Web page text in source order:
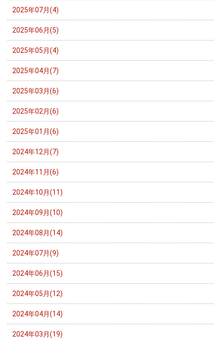
2025年07月(4)
2025年06月(5)
2025年05月(4)
2025年04月(7)
2025年03月(6)
2025年02月(6)
2025年01月(6)
2024年12月(7)
2024年11月(6)
2024年10月(11)
2024年09月(10)
2024年08月(14)
2024年07月(9)
2024年06月(15)
2024年05月(12)
2024年04月(14)
2024年03月(19)